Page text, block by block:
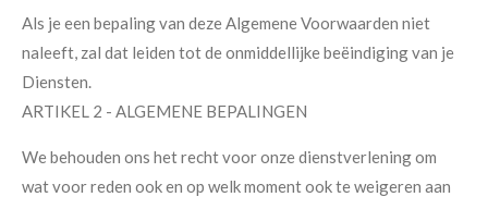
Als je een bepaling van deze Algemene Voorwaarden niet
naleeft, zal dat leiden tot de onmiddellijke beëindiging van je
Diensten.
ARTIKEL 2 - ALGEMENE BEPALINGEN
We behouden ons het recht voor onze dienstverlening om
wat voor reden ook en op welk moment ook te weigeren aan